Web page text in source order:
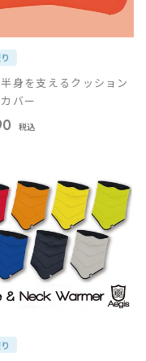
身を支えるクッション
バー
税込